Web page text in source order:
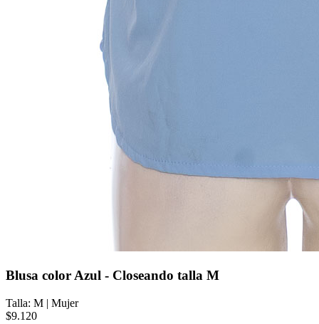
Blusa color Azul - Closeando talla M
Talla: M | Mujer
$9.120